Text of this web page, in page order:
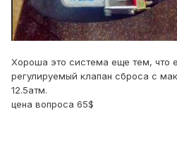
Хороша это система еще тем, что
регулируемый клапан сброса с
12.5атм.
цена вопроса 65$